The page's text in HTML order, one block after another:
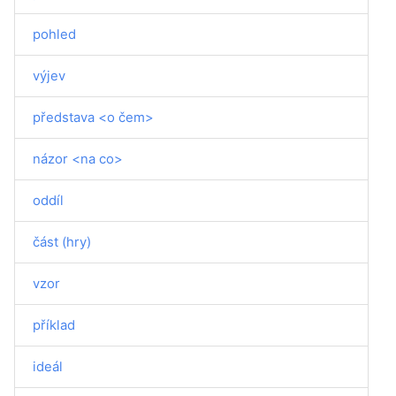
pohled
výjev
představa <o čem>
názor <na co>
oddíl
část (hry)
vzor
příklad
ideál